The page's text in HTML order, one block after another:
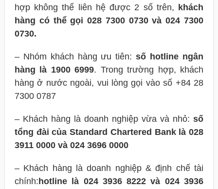
hợp không thể liên hệ được 2 số trên, khách
hàng có thể gọi 028 7300 0730 và 024 7300
0730.
– Nhóm khách hàng ưu tiên:số hotline ngân
hàng là 1900 6999. Trong trường hợp, khách
hàng ở nước ngoài, vui lòng gọi vào số +84 28
7300 0787
– Khách hàng là doanh nghiệp vừa và nhỏ:số
tổng đài của Standard Chartered Bank là 028
3911 0000 và 024 3696 0000
– Khách hàng là doanh nghiệp & định chế tài
chính: hotline là 024 3936 8222 và 024 3936